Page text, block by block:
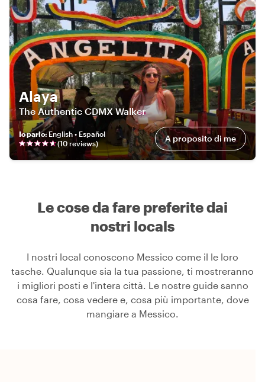
Alaya
The Authentic CDMX Walker
Io parlo:English • Español
(10 reviews) A proposito di me
Le cose da fare preferite dai
nostri locals
I nostri local conoscono Messico come il le loro
tasche. Qualunque sia la tua passione, ti mostreranno
i migliori posti e l'intera città. Le nostre guide sanno
cosa fare, cosa vedere e, cosa più importante, dove
mangiare a Messico.